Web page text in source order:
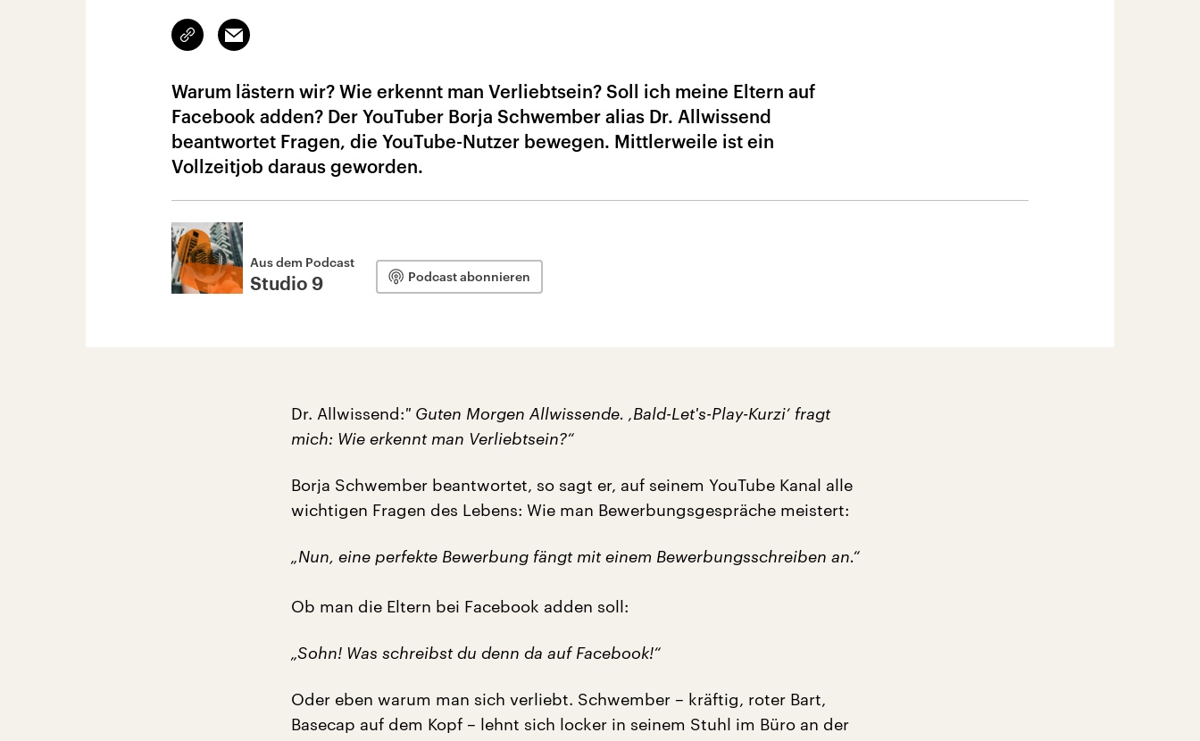
Link
kopieren/teilen
Email
Warum lästern wir? Wie erkennt man Verliebtsein? Soll ich meine Eltern auf
Facebook adden? Der YouTuber Borja Schwember alias Dr. Allwissend
beantwortet Fragen, die YouTube-Nutzer bewegen. Mittlerweile ist ein
Vollzeitjob daraus geworden.
Aus dem Podcast
Studio 9 Podcast abonnieren
Dr. Allwissend:" Guten Morgen Allwissende. ‚Bald-Let's-Play-Kurzi‘ fragt
mich: Wie erkennt man Verliebtsein?“
Borja Schwember beantwortet, so sagt er, auf seinem YouTube Kanal alle
wichtigen Fragen des Lebens: Wie man Bewerbungsgespräche meistert:
„Nun, eine perfekte Bewerbung fängt mit einem Bewerbungsschreiben an.“
Ob man die Eltern bei Facebook adden soll:
„Sohn! Was schreibst du denn da auf Facebook!“
Oder eben warum man sich verliebt. Schwember – kräftig, roter Bart,
Basecap auf dem Kopf – lehnt sich locker in seinem Stuhl im Büro an der